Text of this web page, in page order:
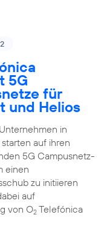
5G
für
und Helios
in
auf ihren
5G Campusnetz-
einen
zu initiieren
auf
von O2Telefónica